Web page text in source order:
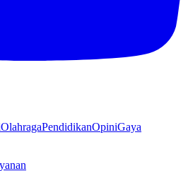
OlahragaPendidikanOpiniGaya